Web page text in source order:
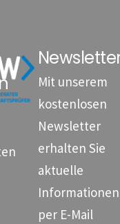
Mit unserem
kostenlosen
Newsletter
erhalten Sie
aktuelle
Informationen
per E-Mail